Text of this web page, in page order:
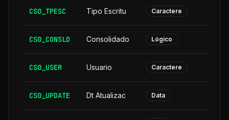
CS0_TPESC Tipo Escritu Caractere
CS0_CONSLD Consolidado Lógico
CS0_USER Usuario Caractere
CS0_UPDATE Dt Atualizac Data